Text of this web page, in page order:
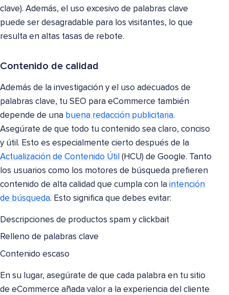
clave). Además, el uso excesivo de palabras clave
puede ser desagradable para los visitantes, lo que
resulta en altas tasas de rebote.
Contenido de calidad
Además de la investigación y el uso adecuados de
palabras clave, tu SEO para eCommerce también
depende de una buena redacción publicitaria.
Asegúrate de que todo tu contenido sea claro, conciso
y útil. Esto es especialmente cierto después de la
Actualización de Contenido Útil (HCU) de Google. Tanto
los usuarios como los motores de búsqueda prefieren
contenido de alta calidad que cumpla con la intención
de búsqueda. Esto significa que debes evitar:
Descripciones de productos spam y clickbait
Relleno de palabras clave
Contenido escaso
En su lugar, asegúrate de que cada palabra en tu sitio
de eCommerce añada valor a la experiencia del cliente